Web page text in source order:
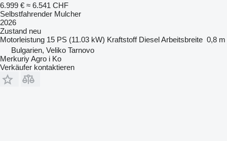
6.999 € ≈ 6.541 CHF
Selbstfahrender Mulcher
2026
Zustand neu
Motorleistung 15 PS (11.03 kW) Kraftstoff DieselArbeitsbreite 0,8 m
Bulgarien, Veliko Tarnovo
Merkuriy Agro i Ko
Verkäufer kontaktieren